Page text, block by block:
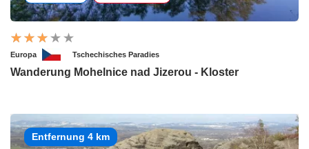
Europa Tschechisches Paradies
Wanderung Mohelnice nad Jizerou - Kloster
Entfernung 4 km